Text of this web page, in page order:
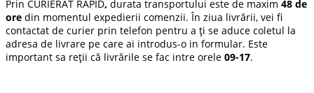
Prin CURIERAT RAPID, durata transportului este de maxim 48 de
ore din momentul expedierii comenzii. În ziua livrării, vei fi
contactat de curier prin telefon pentru a ți se aduce coletul la
adresa de livrare pe care ai introdus-o in formular. Este
important sa reții că livrările se fac intre orele 09-17.